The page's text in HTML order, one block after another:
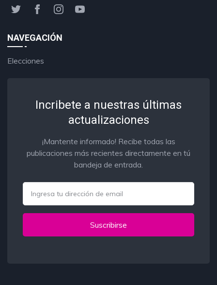
NAVEGACIÓN
Elecciones
Incribete a nuestras últimas
actualizaciones
¡Mantente informado! Recibe todas las
publicaciones más recientes directamente en tú
bandeja de entrada.
Suscribirse